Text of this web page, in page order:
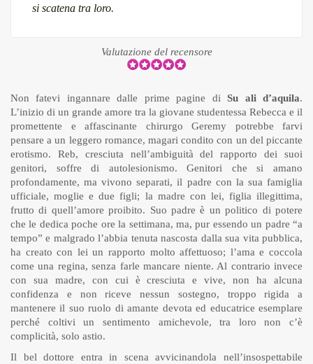
si scatena tra loro.
Valutazione del recensore
Non fatevi ingannare dalle prime pagine diSu ali d’aquila.
L’inizio di un grande amore tra la giovane studentessa Rebecca e il
promettente e affascinante chirurgo Geremy potrebbe farvi
pensare a un leggero romance, magari condito con un del piccante
erotismo. Reb, cresciuta nell’ambiguità del rapporto dei suoi
genitori, soffre di autolesionismo. Genitori che si amano
profondamente, ma vivono separati, il padre con la sua famiglia
ufficiale, moglie e due figli; la madre con lei, figlia illegittima,
frutto di quell’amore proibito. Suo padre è un politico di potere
che le dedica poche ore la settimana, ma, pur essendo un padre “a
tempo” e malgrado l’abbia tenuta nascosta dalla sua vita pubblica,
ha creato con lei un rapporto molto affettuoso; l’ama e coccola
come una regina, senza farle mancare niente. Al contrario invece
con sua madre, con cui è cresciuta e vive, non ha alcuna
confidenza e non riceve nessun sostegno, troppo rigida a
mantenere il suo ruolo di amante devota ed educatrice esemplare
perché coltivi un sentimento amichevole, tra loro non c’è
complicità, solo astio.
Il bel dottore entra in scena avvicinandola nell’insospettabile